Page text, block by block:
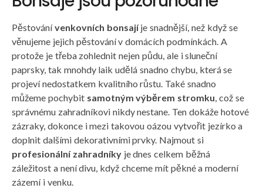
Pěstovánívenkovních bonsajíje snadnější, než když se
věnujeme jejich pěstování v domácích podmínkách. A
protože je třeba zohlednit nejen půdu, ale i sluneční
paprsky, tak mnohdy laik udělá snadno chybu, která se
projeví nedostatkem kvalitního růstu. Také snadno
můžeme pochybit samotným výběrem stromku, což se
správnému zahradníkovi nikdy nestane. Ten dokáže hotové
zázraky, dokonce i mezi takovou oázou vytvořit jezírko a
doplnit dalšími dekorativními prvky. Najmout si
profesionální zahradníkyje dnes celkem běžná
záležitost a není divu, když chceme mít pěkné a moderní
zázemí i venku.